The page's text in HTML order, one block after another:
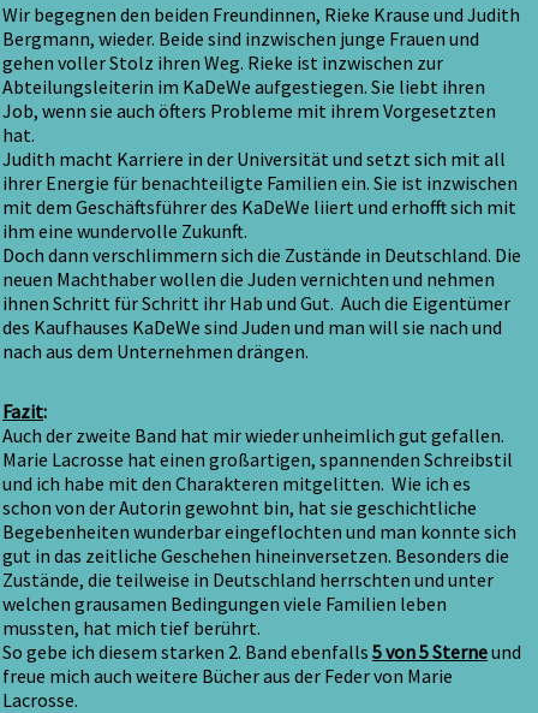
Wir begegnen den beiden Freundinnen, Rieke Krause und Judith
Bergmann, wieder. Beide sind inzwischen junge Frauen und
gehen voller Stolz ihren Weg. Rieke ist inzwischen zur
Abteilungsleiterin im KaDeWe aufgestiegen. Sie liebt ihren
Job, wenn sie auch öfters Probleme mit ihrem Vorgesetzten
hat.
Judith macht Karriere in der Universität und setzt sich mit all
ihrer Energie für benachteiligte Familien ein. Sie ist inzwischen
mit dem Geschäftsführer des KaDeWe liiert und erhofft sich mit
ihm eine wundervolle Zukunft.
Doch dann verschlimmern sich die Zustände in Deutschland. Die
neuen Machthaber wollen die Juden vernichten und nehmen
ihnen Schritt für Schritt ihr Hab und Gut. Auch die Eigentümer
des Kaufhauses KaDeWe sind Juden und man will sie nach und
nach aus dem Unternehmen drängen.
Fazit:
Auch der zweite Band hat mir wieder unheimlich gut gefallen.
Marie Lacrosse hat einen großartigen, spannenden Schreibstil
und ich habe mit den Charakteren mitgelitten. Wie ich es
schon von der Autorin gewohnt bin, hat sie geschichtliche
Begebenheiten wunderbar eingeflochten und man konnte sich
gut in das zeitliche Geschehen hineinversetzen. Besonders die
Zustände, die teilweise in Deutschland herrschten und unter
welchen grausamen Bedingungen viele Familien leben
mussten, hat mich tief berührt.
So gebe ich diesem starken 2. Band ebenfalls 5 von 5 Sterneund
freue mich auch weitere Bücher aus der Feder von Marie
Lacrosse.